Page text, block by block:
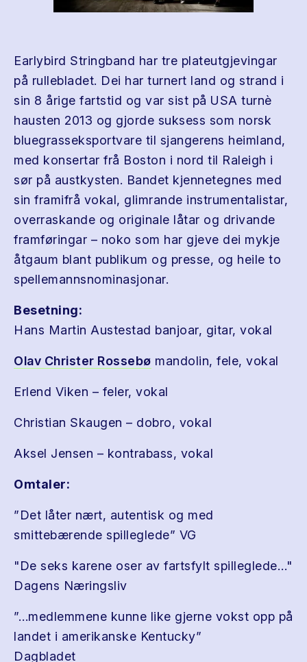
Earlybird Stringband har tre plateutgjevingar
på rullebladet. Dei har turnert land og strand i
sin 8 årige fartstid og var sist på USA turnè
hausten 2013 og gjorde suksess som norsk
bluegrasseksportvare til sjangerens heimland,
med konsertar frå Boston i nord til Raleigh i
sør på austkysten. Bandet kjennetegnes med
sin framifrå vokal, glimrande instrumentalistar,
overraskande og originale låtar og drivande
framføringar – noko som har gjeve dei mykje
åtgaum blant publikum og presse, og heile to
spellemannsnominasjonar.
Besetning:
Hans Martin Austestad banjoar, gitar, vokal
Olav Christer Rossebø mandolin, fele, vokal
Erlend Viken – feler, vokal
Christian Skaugen – dobro, vokal
Aksel Jensen – kontrabass, vokal
Omtaler:
”Det låter nært, autentisk og med
smittebærende spilleglede” VG
"De seks karene oser av fartsfylt spilleglede…"
Dagens Næringsliv
”…medlemmene kunne like gjerne vokst opp på
landet i amerikanske Kentucky”
Dagbladet